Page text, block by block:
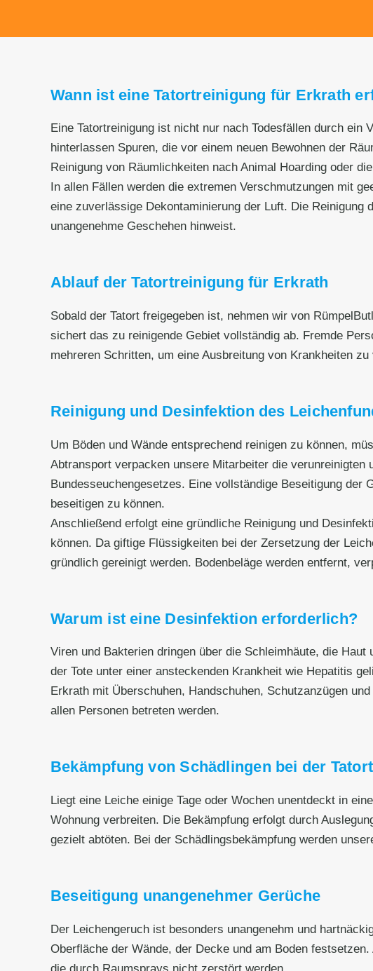
Wann ist eine Tatortreinigung für Erkrath
Eine Tatortreinigung ist nicht nur nach Todesfällen durch
hinterlassen Spuren, die vor einem neuen Bewohnen der
Reinigung von Räumlichkeiten nach Animal Hoarding oder
In allen Fällen werden die extremen Verschmutzungen mit
eine zuverlässige Dekontaminierung der Luft. Die
unangenehme Geschehen hinweist.
Ablauf der Tatortreinigung für Erkrath
Sobald der Tatort freigegeben ist, nehmen wir von
sichert das zu reinigende Gebiet vollständig ab. Fremde
mehreren Schritten, um eine Ausbreitung von Krankheiten zu
Reinigung und Desinfektion des
Um Böden und Wände entsprechend reinigen zu können,
Abtransport verpacken unsere Mitarbeiter die verunreinigten
Bundesseuchengesetzes. Eine vollständige Beseitigung der
beseitigen zu können.
Anschließend erfolgt eine gründliche Reinigung und
können. Da giftige Flüssigkeiten bei der Zersetzung der
gründlich gereinigt werden. Bodenbeläge werden entfernt,
Warum ist eine Desinfektion erforderlich?
Viren und Bakterien dringen über die Schleimhäute, die
der Tote unter einer ansteckenden Krankheit wie Hepatitis
Erkrath mit Überschuhen, Handschuhen, Schutzanzügen
allen Personen betreten werden.
Bekämpfung von Schädlingen bei der
Liegt eine Leiche einige Tage oder Wochen unentdeckt in
Wohnung verbreiten. Die Bekämpfung erfolgt durch
gezielt abtöten. Bei der Schädlingsbekämpfung werden
Beseitigung unangenehmer Gerüche
Der Leichengeruch ist besonders unangenehm und
Oberfläche der Wände, der Decke und am Boden